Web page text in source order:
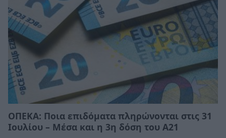
ΟΠΕΚΑ: Ποια επιδόματα πληρώνονται στις 31
Ιουλίου – Μέσα και η 3η δόση του Α21